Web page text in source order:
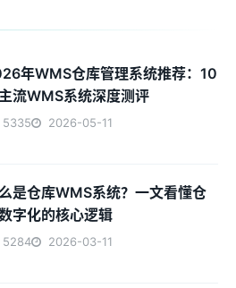
年WMS仓库管理系统推荐：10
流WMS系统深度测评
5335 2026-05-11
是仓库WMS系统？一文看懂仓
字化的核心逻辑
5284 2026-03-11